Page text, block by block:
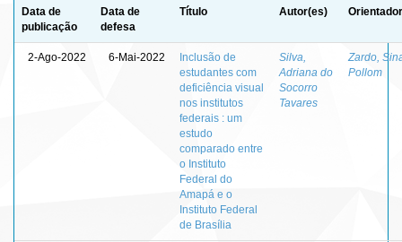
Data de
publicação
Data de
defesa
Título Autor(es)
2-Ago-2022 6-Mai-2022
Inclusão de
estudantes com
deficiência visual
nos institutos
federais : um
estudo
comparado entre
o Instituto
Federal do
Amapá e o
Instituto Federal
de Brasília
Silva,
Adriana do
Socorro
Tavares
Zardo,
Pollom